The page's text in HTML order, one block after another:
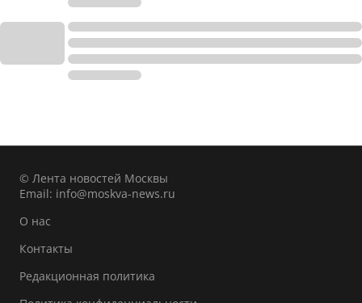
© Лента новостей Москвы
Email: info@moskva-news.ru
О нас
Контакты
Редакционная политика